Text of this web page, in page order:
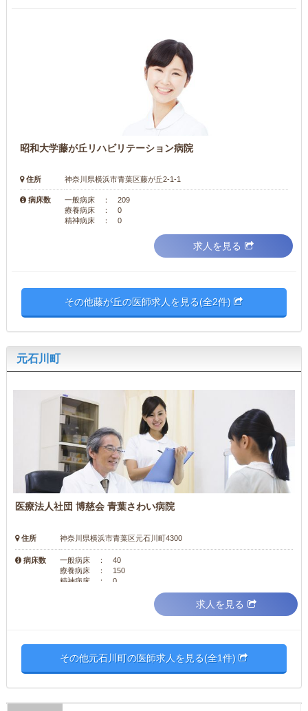
昭和大学藤が丘リハビリテーション病院
住所 神奈川県横浜市青葉区藤が丘2-1-1
病床数
一般病床 ： 209
療養病床 ： 0
精神病床 ： 0
求人を見る
その他藤が丘の医師求人を見る(全2件)
元石川町
医療法人社団 博慈会 青葉さわい病院
住所 神奈川県横浜市青葉区元石川町4300
病床数
一般病床 ： 40
療養病床 ： 150
精神病床 ： 0
求人を見る
その他元石川町の医師求人を見る(全1件)